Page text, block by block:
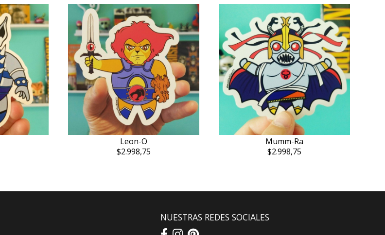
Leon-O
$2.998,75
Mumm-Ra
$2.998,75
NUESTRAS REDES SOCIALES